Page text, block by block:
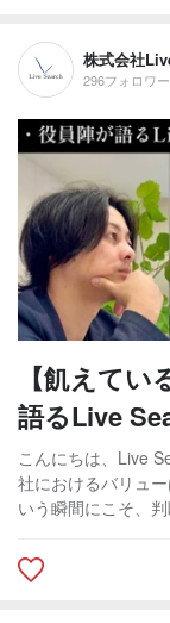
株式会社
296フォロワー
【飢えて
語るLive
こんにちは、Live
社におけるバリュ
いう瞬間にこそ、